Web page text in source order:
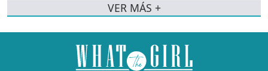
VER MÁS +